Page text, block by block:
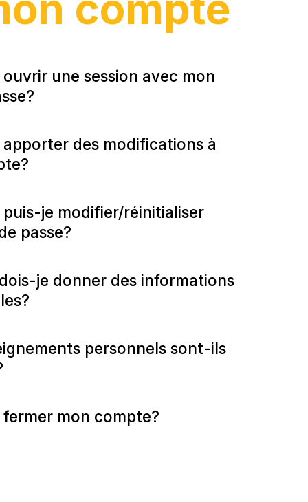
une session avec mon
des modifications à
je modifier/réinitialiser
passe?
je donner des informations
personnels sont-ils
mon compte?